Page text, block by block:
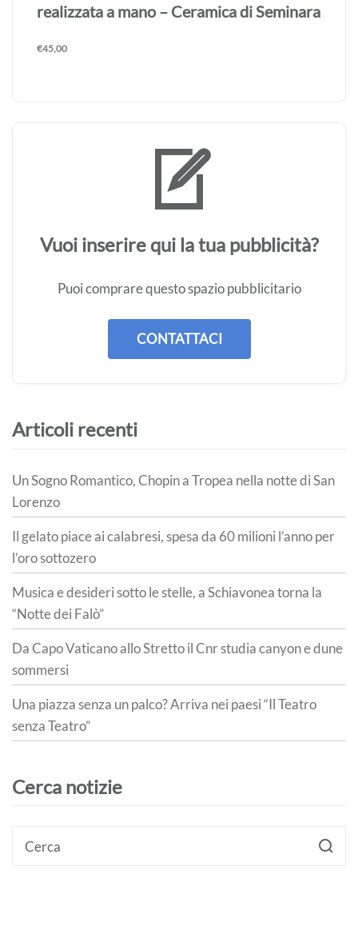
realizzata a mano – Ceramica di Seminara
€45,00
Vuoi inserire qui la tua pubblicità?
Puoi comprare questo spazio pubblicitario
CONTATTACI
Articoli recenti
Un Sogno Romantico, Chopin a Tropea nella notte di San
Lorenzo
Il gelato piace ai calabresi, spesa da 60 milioni l’anno per
l’oro sottozero
Musica e desideri sotto le stelle, a Schiavonea torna la
“Notte dei Falò”
Da Capo Vaticano allo Stretto il Cnr studia canyon e dune
sommersi
Una piazza senza un palco? Arriva nei paesi “Il Teatro
senza Teatro”
Cerca notizie